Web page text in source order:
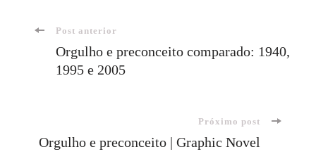
Navegação
Post anterior
Orgulho e preconceito comparado: 1940,
1995 e 2005
Próximo post
Orgulho e preconceito | Graphic Novel